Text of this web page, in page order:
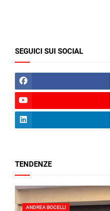
SEGUICI SUI SOCIAL
TENDENZE
ANDREA BOCELLI